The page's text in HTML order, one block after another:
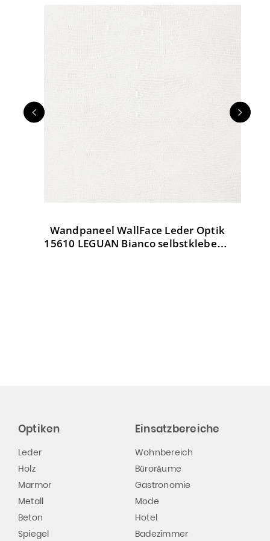
Wandpaneel WallFace Leder Optik
15610 LEGUAN Bianco selbstklebend
Optiken
Leder
Holz
Marmor
Metall
Beton
Spiegel
Einsatzbereiche
Wohnbereich
Büroräume
Gastronomie
Mode
Hotel
Badezimmer